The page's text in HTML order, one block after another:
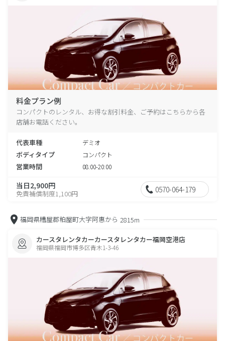
料金プラン例
コンパクトのレンタル、お得な割引料金、ご予約はこちらから各
店舗お電話ください。
代表車種 デミオ
ボディタイプ コンパクト
営業時間 08:00-20:00
当日2,900円
免責補償制度1,100円 0570-064-179
福岡県糟屋郡粕屋町大字阿惠から 2815m
カースタレンタカーカースタレンタカー福岡空港店
福岡県福岡市博多区青木1-3-46